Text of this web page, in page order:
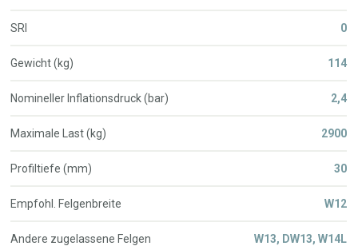
SRI 0
Gewicht (kg) 114
Nomineller Inflationsdruck (bar) 2,4
Maximale Last (kg) 2900
Profiltiefe (mm) 30
Empfohl. Felgenbreite W12
Andere zugelassene Felgen W13, DW13, W14L